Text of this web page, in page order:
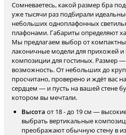
Сомневаетесь, какой размер бра
уже тысячи раз подбирали
небольших одноплафонных
плафонами. Габариты определяют
Мы предлагаем выбор от
лаконичные модели для прихожей
композиции для гостиных. Размер
возможность. От небольших до
просчитано, проверено и ждёт вас
сердцем — и пусть на вашей стене
котором вы мечтали.
Высота от 18 - до 19 см —
выбрать вертикальные
преображают обычную стену в